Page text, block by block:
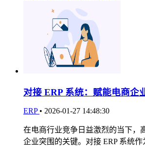
对接 ERP 系统：赋能电商企
ERP • 2026-01-27 14:48:30
在电商行业竞争日益激烈的当下，
企业突围的关键。对接 ERP 系统